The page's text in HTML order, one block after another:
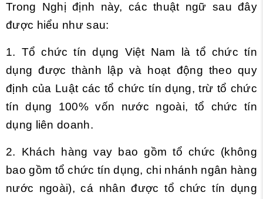
Trong Nghị định này, các thuật ngữ sau đây
được hiểu như sau:
1. Tổ chức tín dụng Việt Nam là tổ chức tín
dụng được thành lập và hoạt động theo quy
định của Luật các tổ chức tín dụng, trừ tổ chức
tín dụng 100% vốn nước ngoài, tổ chức tín
dụng liên doanh.
2. Khách hàng vay bao gồm tổ chức (không
bao gồm tổ chức tín dụng, chi nhánh ngân hàng
nước ngoài), cá nhân được tổ chức tín dụng